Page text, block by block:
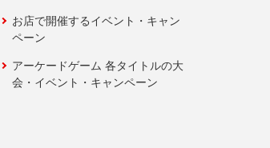
お店で開催するイベント・キャン
ペーン
アーケードゲーム 各タイトルの大
会・イベント・キャンペーン